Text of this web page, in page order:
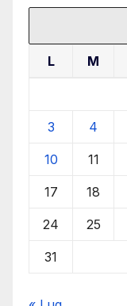
L M
3 4
10 11
17 18
24 25
31